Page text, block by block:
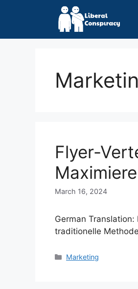
Flyer-
March 16, 2024
German
traditionelle
Categories
Marketing